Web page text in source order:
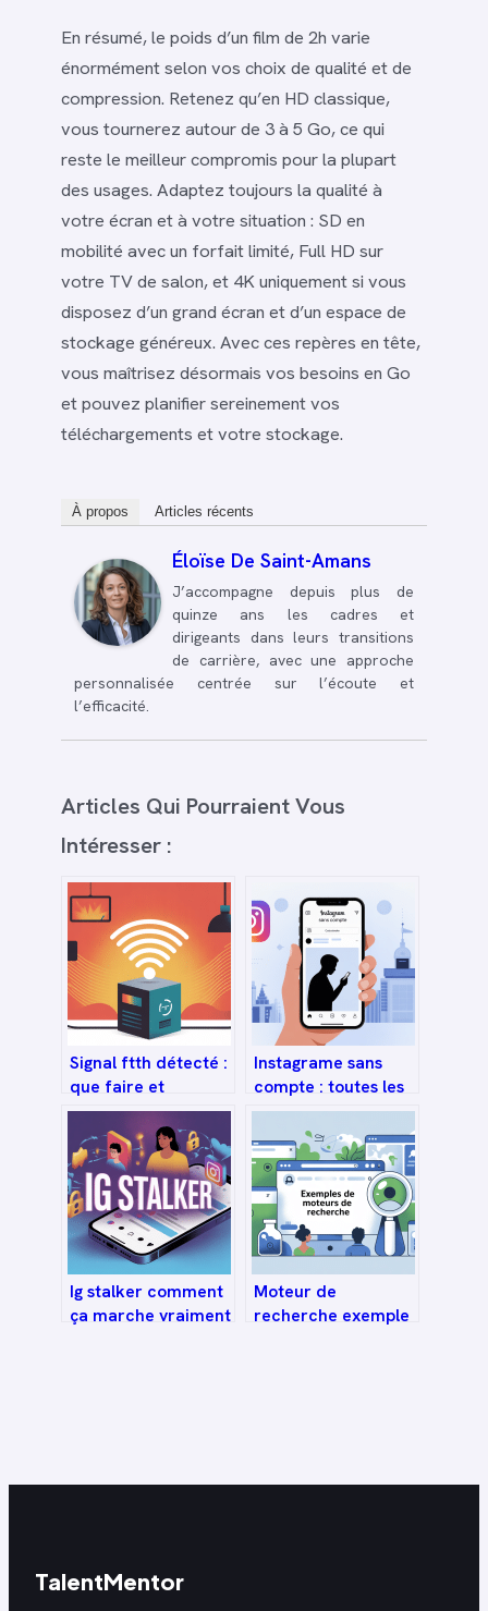
En résumé, le poids d’un film de 2h varie
énormément selon vos choix de qualité et de
compression. Retenez qu’en HD classique,
vous tournerez autour de 3 à 5 Go, ce qui
reste le meilleur compromis pour la plupart
des usages. Adaptez toujours la qualité à
votre écran et à votre situation : SD en
mobilité avec un forfait limité, Full HD sur
votre TV de salon, et 4K uniquement si vous
disposez d’un grand écran et d’un espace de
stockage généreux. Avec ces repères en tête,
vous maîtrisez désormais vos besoins en Go
et pouvez planifier sereinement vos
téléchargements et votre stockage.
À propos Articles récents
Éloïse De Saint-Amans
J’accompagne depuis plus de
quinze ans les cadres et
dirigeants dans leurs transitions
de carrière, avec une approche
personnalisée centrée sur l’écoute et
l’efficacité.
Articles Qui Pourraient Vous
Intéresser :
Signal ftth détecté :
que faire et
comment bien
l’interpréter
Instagrame sans
compte : toutes les
façons d’accéder
au réseau
discretement
Ig stalker comment
ça marche vraiment
Moteur de
recherche exemple
TalentMentor